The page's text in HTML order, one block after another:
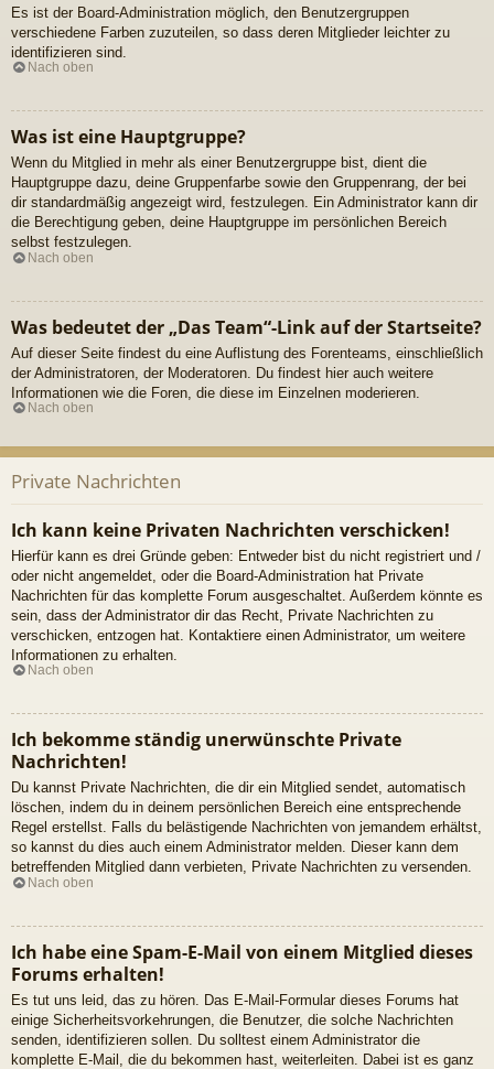
Es ist der Board-Administration möglich, den Benutzergruppen
verschiedene Farben zuzuteilen, so dass deren Mitglieder leichter zu
identifizieren sind.
Nach oben
Was ist eine Hauptgruppe?
Wenn du Mitglied in mehr als einer Benutzergruppe bist, dient die
Hauptgruppe dazu, deine Gruppenfarbe sowie den Gruppenrang, der bei
dir standardmäßig angezeigt wird, festzulegen. Ein Administrator kann dir
die Berechtigung geben, deine Hauptgruppe im persönlichen Bereich
selbst festzulegen.
Nach oben
Was bedeutet der „Das Team“-Link auf der Startseite?
Auf dieser Seite findest du eine Auflistung des Forenteams, einschließlich
der Administratoren, der Moderatoren. Du findest hier auch weitere
Informationen wie die Foren, die diese im Einzelnen moderieren.
Nach oben
Private Nachrichten
Ich kann keine Privaten Nachrichten verschicken!
Hierfür kann es drei Gründe geben: Entweder bist du nicht registriert und /
oder nicht angemeldet, oder die Board-Administration hat Private
Nachrichten für das komplette Forum ausgeschaltet. Außerdem könnte es
sein, dass der Administrator dir das Recht, Private Nachrichten zu
verschicken, entzogen hat. Kontaktiere einen Administrator, um weitere
Informationen zu erhalten.
Nach oben
Ich bekomme ständig unerwünschte Private
Nachrichten!
Du kannst Private Nachrichten, die dir ein Mitglied sendet, automatisch
löschen, indem du in deinem persönlichen Bereich eine entsprechende
Regel erstellst. Falls du belästigende Nachrichten von jemandem erhältst,
so kannst du dies auch einem Administrator melden. Dieser kann dem
betreffenden Mitglied dann verbieten, Private Nachrichten zu versenden.
Nach oben
Ich habe eine Spam-E-Mail von einem Mitglied dieses
Forums erhalten!
Es tut uns leid, das zu hören. Das E-Mail-Formular dieses Forums hat
einige Sicherheitsvorkehrungen, die Benutzer, die solche Nachrichten
senden, identifizieren sollen. Du solltest einem Administrator die
komplette E-Mail, die du bekommen hast, weiterleiten. Dabei ist es ganz